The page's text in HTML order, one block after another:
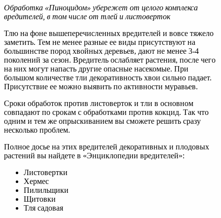
Обработка «Пиноцидом» убережет от целого комплекса
вредителей, в том числе от тлей и листоверток
Тлю на фоне вышеперечисленных вредителей и вовсе тяжело
заметить. Тем не менее разные ее виды присутствуют на
большинстве пород хвойных деревьев, дают не менее 3-4
поколений за сезон. Вредитель ослабляет растения, после чего
на них могут напасть другие опасные насекомые. При
большом количестве тли декоративность хвои сильно падает.
Присутствие ее можно выявить по активности муравьев.
Сроки обработок против листоверток и тли в основном
совпадают по срокам с обработками против кокцид. Так что
одним и тем же опрыскиванием вы сможете решить сразу
несколько проблем.
Полное досье на этих вредителей декоративных и плодовых
растений вы найдете в «Энциклопедии вредителей»:
Листовертки
Хермес
Пилильщики
Щитовки
Тля садовая